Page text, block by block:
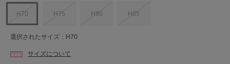
H70 H75 H80 H85
選択されたサイズ：H70
サイズについて